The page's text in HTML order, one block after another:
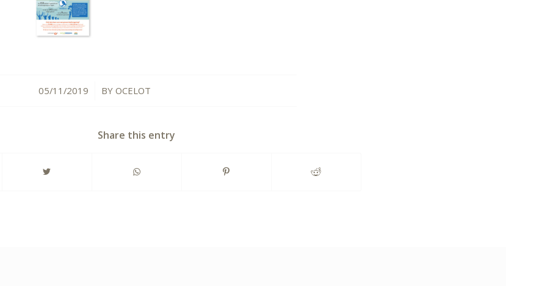
05/11/2019
/ BYOCELOT
Share this entry